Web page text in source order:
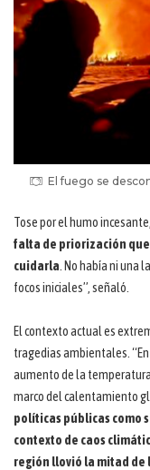
El fuego se
Tose por el humo
falta de priorización
cuidarla . No había ni una
focos iniciales”, señaló.
El contexto actual es
tragedias ambientales.
aumento de la
marco del calentamiento
políticas públicas como
contexto de caos
región llovió la mitad de